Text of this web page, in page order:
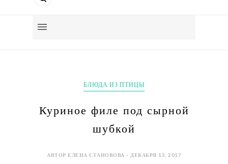
БЛЮДА ИЗ ПТИЦЫ
Куриное филе под сырной
шубкой
АВТОР ЕЛЕНА СТАНОВОВА - ДЕКАБРЯ 13, 2017